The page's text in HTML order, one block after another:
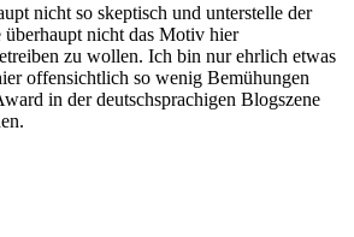
nicht so skeptisch und unterstelle der
überhaupt nicht das Motiv hier
zu wollen. Ich bin nur ehrlich etwas
offensichtlich so wenig Bemühungen
in der deutschsprachigen Blogszene